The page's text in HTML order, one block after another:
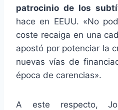
patrocinio de los
hace en EEUU. «No
coste recaiga en una
apostó por potenciar la
nuevas vías de
época de carencias».
A este respecto,